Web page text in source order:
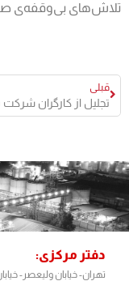
تلاش‌های بی‌وقفه‌ی
قبلی
دفتر مرکزی:
تهران- خیابان ولیعصر-